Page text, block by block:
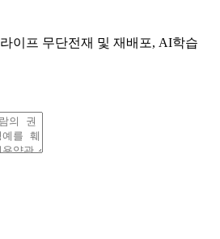
이프 무단전재 및 재배포, AI학습